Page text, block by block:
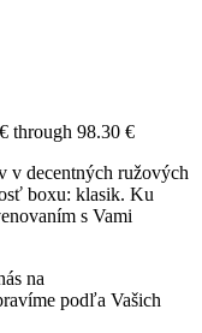
through 98.30 €
v decentných ružových
boxu: klasik. Ku
s Vami
na
podľa Vašich